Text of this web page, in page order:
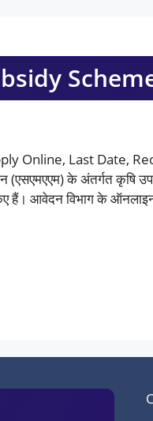
Online, Last Date,
(एसएमएएम) के अंतर्गत कृषि
हैं। आवेदन विभाग के